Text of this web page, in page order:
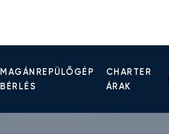
MAGÁNREPÜLŐGÉP
BÉRLÉS
CHARTER
ÁRAK